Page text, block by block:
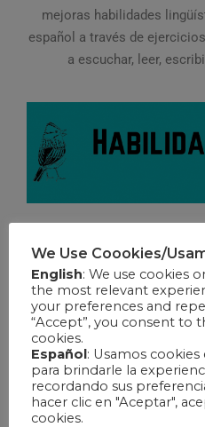
mejoras habilidades
español a través de
a escuchar, leer,
We Use Coookies/
English: We use cookies
the most relevant
your preferences and
“Accept”, you consent to
cookies.
Español: Usamos
para brindarle la
recordando sus
hacer clic en "Aceptar",
cookies.